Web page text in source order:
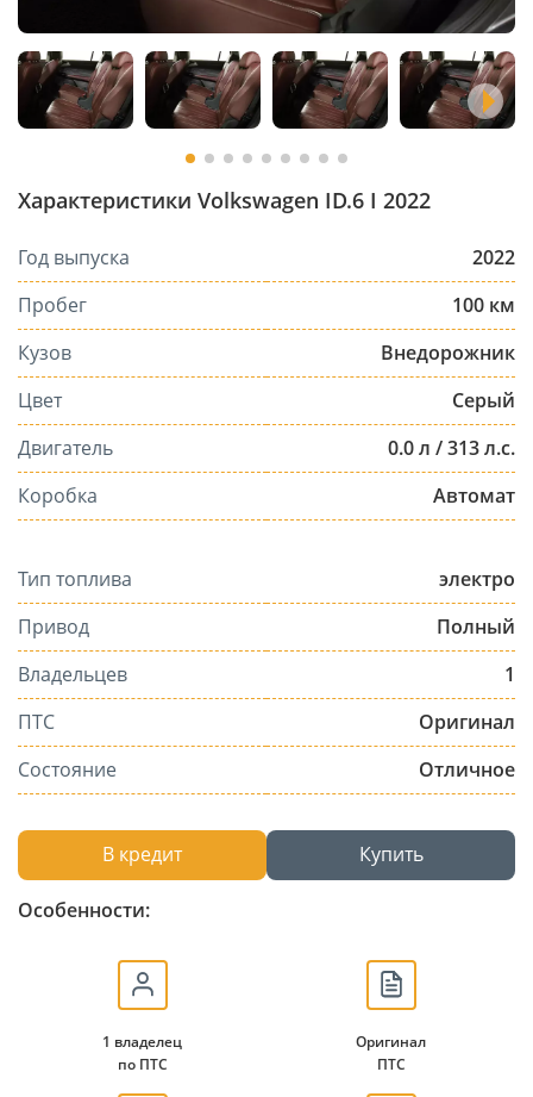
Характеристики Volkswagen ID.6 I 2022
Год выпуска
2022
Пробег
100 км
Кузов
Внедорожник
Цвет
Серый
Двигатель
0.0 л / 313 л.с.
Коробка
Автомат
Тип топлива
электро
Привод
Полный
Владельцев
1
ПТС
Оригинал
Состояние
Отличное
В кредит Купить
Особенности:
1 владелец
по ПТС
Оригинал
ПТС